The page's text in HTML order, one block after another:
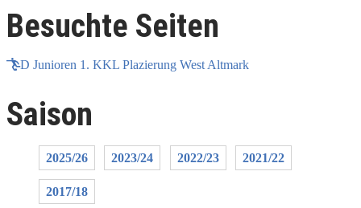
Besuchte Seiten
D Junioren 1. KKL Plazierung West Altmark
Saison
2025/26 2023/24 2022/23 2021/22
2017/18